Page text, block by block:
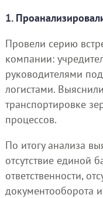
1.
Провели серию
компании:
руководителями
логистами.
транспортировке
процессов.
По итогу анализа
отсутствие единой
ответственности,
документооборота